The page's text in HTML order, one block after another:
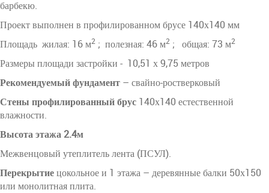
барбекю.
Проект выполнен в профилированном брусе 140х140 мм
Площадь жилая: 16 м2 ; полезная: 46 м2 ; общая: 73 м2
Размеры площади застройки - 10,51 х 9,75 метров
Рекомендуемый фундамент – свайно-ростверковый
Стены профилированный брус 140х140 естественной
влажности.
Высота этажа 2.4м
Межвенцовый утеплитель лента (ПСУЛ).
Перекрытиецокольное и 1 этажа – деревянные балки 50х150
или монолитная плита.